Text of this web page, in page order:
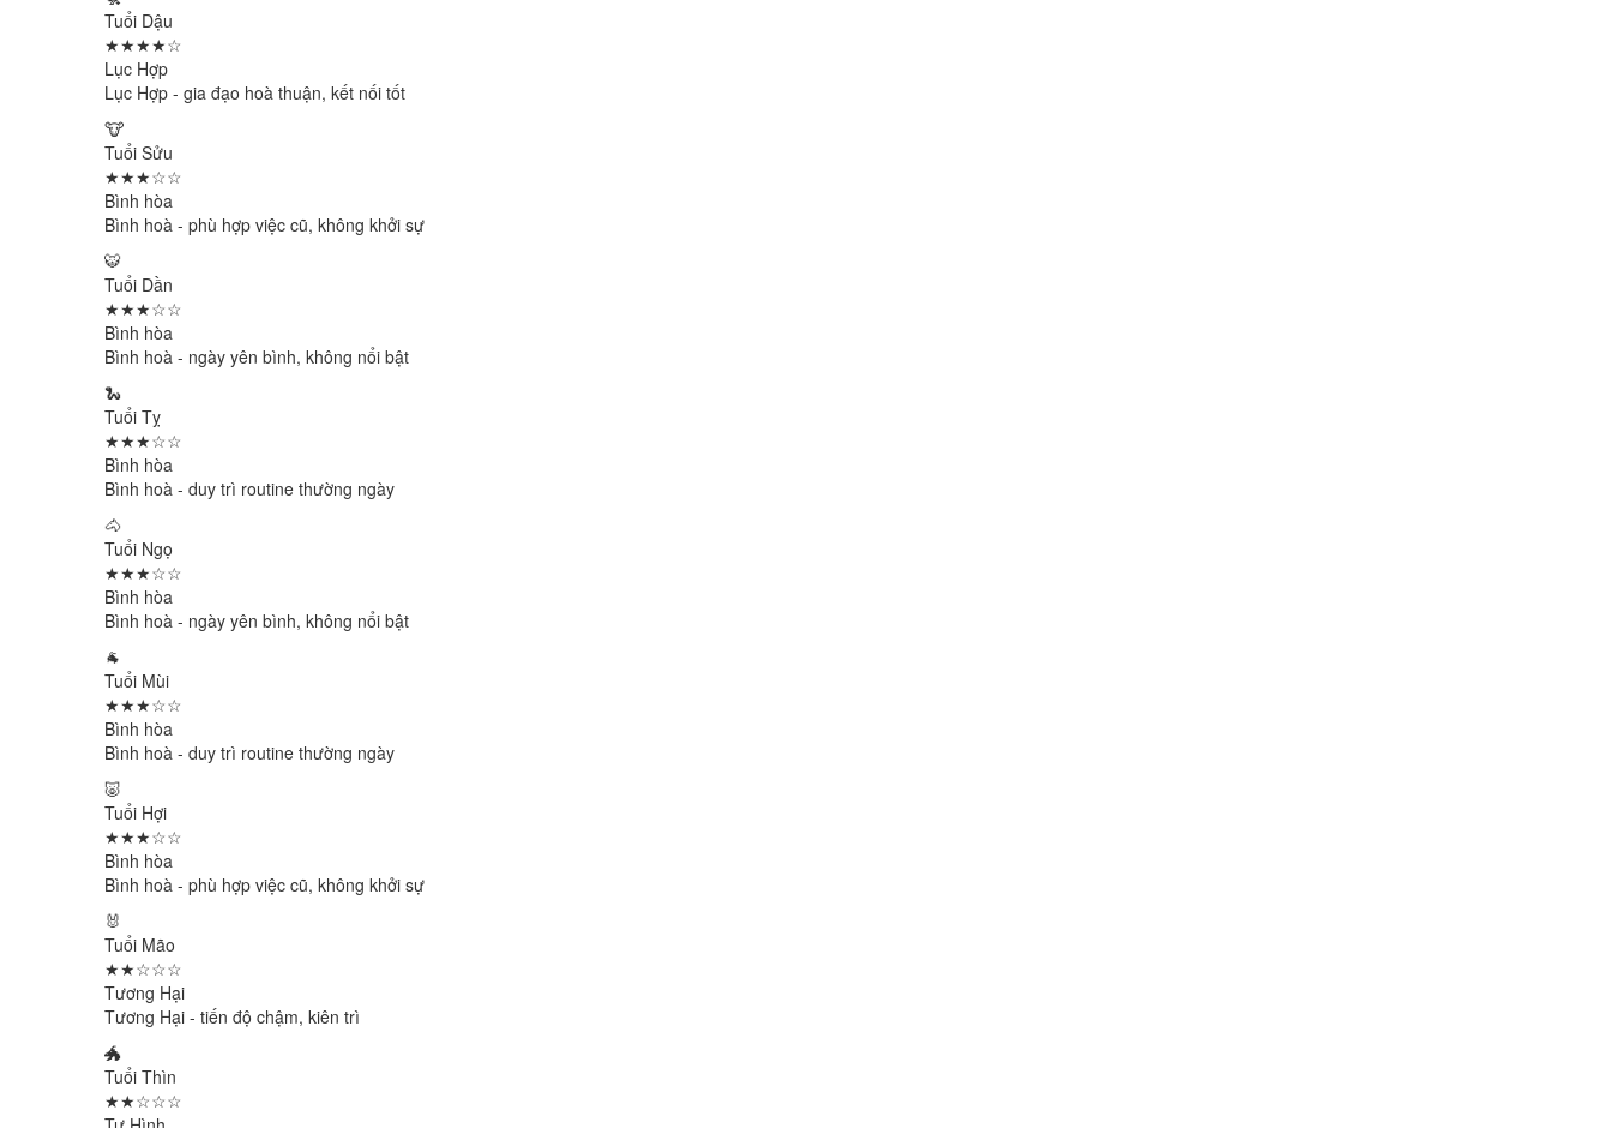
Tuổi Dậu
★★★★☆
Lục Hợp
Lục Hợp - gia đạo hoà thuận, kết nối tốt
🐮
Tuổi Sửu
★★★☆☆
Bình hòa
Bình hoà - phù hợp việc cũ, không khởi sự
🐯
Tuổi Dần
★★★☆☆
Bình hòa
Bình hoà - ngày yên bình, không nổi bật
🐍
Tuổi Tỵ
★★★☆☆
Bình hòa
Bình hoà - duy trì routine thường ngày
🐴
Tuổi Ngọ
★★★☆☆
Bình hòa
Bình hoà - ngày yên bình, không nổi bật
🐐
Tuổi Mùi
★★★☆☆
Bình hòa
Bình hoà - duy trì routine thường ngày
🐷
Tuổi Hợi
★★★☆☆
Bình hòa
Bình hoà - phù hợp việc cũ, không khởi sự
🐰
Tuổi Mão
★★☆☆☆
Tương Hại
Tương Hại - tiến độ chậm, kiên trì
🐲
Tuổi Thìn
★★☆☆☆